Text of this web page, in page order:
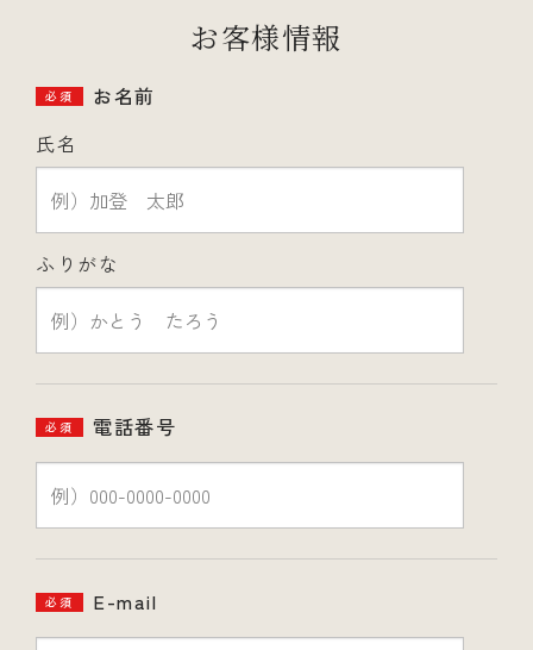
お客様情報
お名前
必須
氏名
ふりがな
電話番号
必須
E-mail
必須